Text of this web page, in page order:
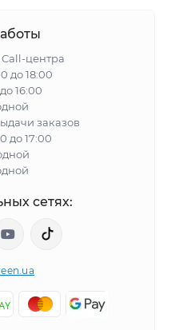
центра
до 18:00
16:00
заказов
до 17:00
сетях: